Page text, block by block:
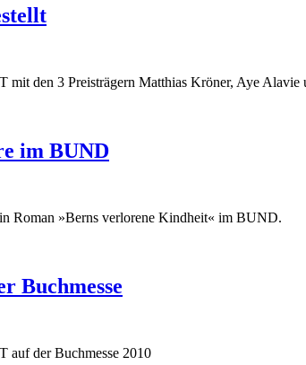
mit den 3 Preisträgern Matthias Kröner, Aye Alavie
im BUND
Roman »Berns verlorene Kindheit« im BUND.
Buchmesse
auf der Buchmesse 2010